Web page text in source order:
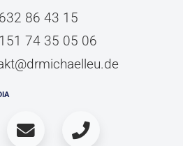
86 43 15
74 35 05 06